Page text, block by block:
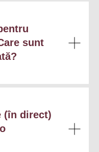
sunt
(în direct)